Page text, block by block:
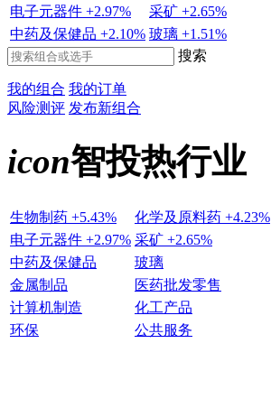
电子元器件 +2.97% 采矿 +2.65%
中药及保健品 +2.10% 玻璃 +1.51%
搜索
我的组合 我的订单
风险测评 发布新组合
icon智投热行业
生物制药 +5.43% 化学及原料药 +4.23%
电子元器件 +2.97% 采矿 +2.65%
中药及保健品
玻璃
金属制品
医药批发零售
计算机制造
化工产品
环保
公共服务